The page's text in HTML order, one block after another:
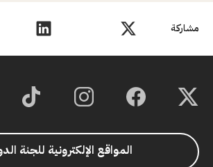
مشاركة
المواقع الإلكترونية للجنة